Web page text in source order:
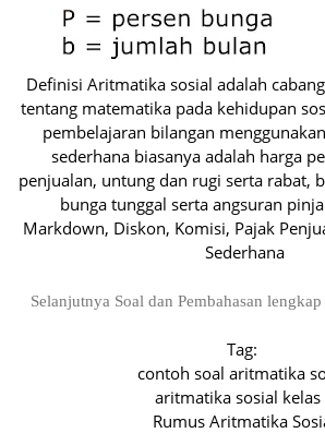
Definisi Aritmatika sosial adalah
tentang matematika pada kehidupan
pembelajaran bilangan
sederhana biasanya adalah harga
penjualan, untung dan rugi serta rabat,
bunga tunggal serta angsuran
Markdown, Diskon, Komisi, Pajak
Sederhana
Selanjutnya Soal dan Pembahasan lengkap
Tag:
contoh soal aritmatika
aritmatika sosial kelas
Rumus Aritmatika